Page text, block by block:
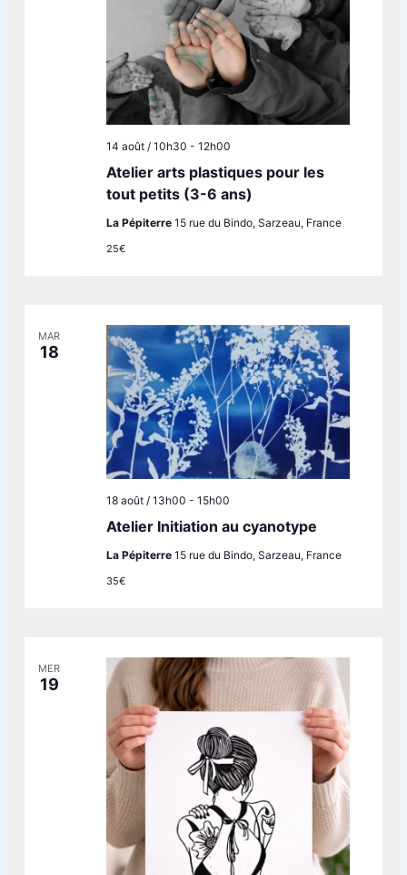
Atelier arts plastiques pour les
tout petits (3-6 ans)
14 août / 10h30 - 12h00
La Pépiterre 15 rue du Bindo, Sarzeau, France
25€
MAR
18
Atelier Initiation au cyanotype
18 août / 13h00 - 15h00
La Pépiterre 15 rue du Bindo, Sarzeau, France
35€
MER
19